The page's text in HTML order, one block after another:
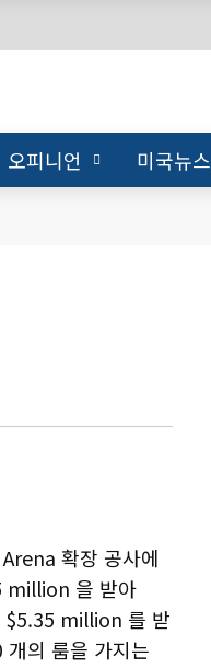
오피니언 미국뉴스
확장 공사에
million 을 받아
$5.35 million 를 받
의 룸을 가지는